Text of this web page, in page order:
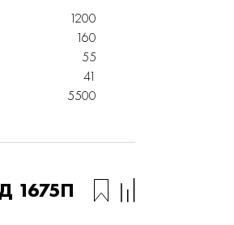
1200
160
55
41
5500
1675П